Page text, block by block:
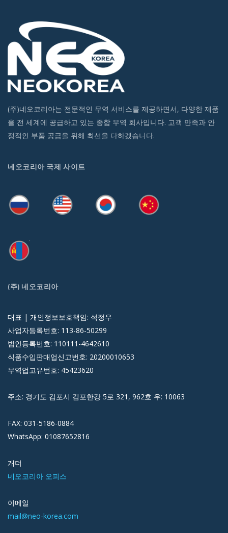
(주)네오코리아는 전문적인 무역 서비스를 제공하면서, 다양한 제품
을 전 세계에 공급하고 있는 종합 무역 회사입니다. 고객 만족과 안
정적인 부품 공급을 위해 최선을 다하겠습니다.
네오코리아 국제 사이트
(주) 네오코리아
대표 | 개인정보보호책임: 석정우
사업자등록번호: 113-86-50299
법인등록번호: 110111-4642610
식품수입판매업신고번호: 20200010653
무역업고유번호: 45423620
주소: 경기도 김포시 김포한강 5로 321, 962호 우: 10063
FAX: 031-5186-0884
WhatsApp: 01087652816
개더
네오코리아 오피스
이메일
mail@neo-korea.com